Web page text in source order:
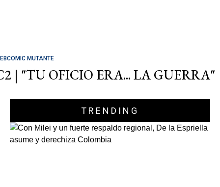
MUTANTE
| "TU OFICIO ERA... LA GUERRA"
TRENDING